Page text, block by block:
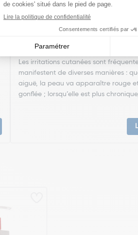
Comment soigner une irritation
Les irritations cutanées sont
manifestent de diverses manières :
aiguë, la peau va apparaître rouge
gonflée ; lorsqu’elle est plus